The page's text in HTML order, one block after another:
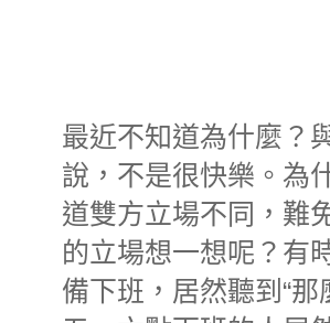
最近不知道為什麼？
說，不是很快樂。為
道雙方立場不同，難
的立場想一想呢？有
備下班，居然聽到“